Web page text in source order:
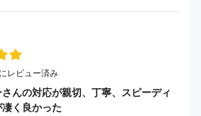
レビュー済み
んの対応が親切、丁寧、スピーディ
く良かった